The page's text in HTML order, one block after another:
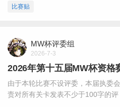
比赛贴
MW杯评委组
2026-7-3
2026年第十五届MW杯资格
由于本轮比赛不设评委，本届执委
责对所有关卡发表不少于100字的评